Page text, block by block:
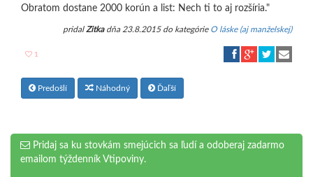
Obratom dostane 2000 korún a list: Nech ti to aj rozšíria."
pridalZitkadňa 23.8.2015 do kategórie O láske (aj manželskej)
1
Predošlí Náhodný Ďaľší
Pridaj sa ku stovkám smejúcich sa ľudí a odoberaj zadarmo
emailom týždenník Vtipoviny.